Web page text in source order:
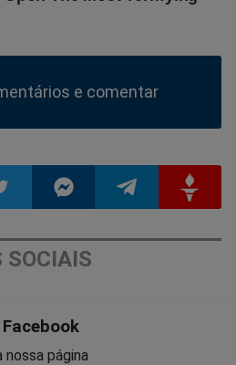
e comentar
Compartilhar
Messenger
SOCIAIS
Facebook
nossa página